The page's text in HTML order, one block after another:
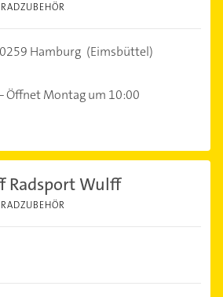
Hamburg (Eimsbüttel)
Öffnet Montag um 10:00
Radsport Wulff